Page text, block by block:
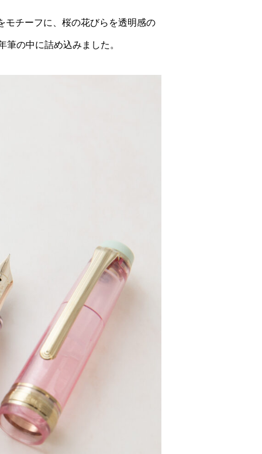
モチーフに、桜の花びらを透明感の
の中に詰め込みました。